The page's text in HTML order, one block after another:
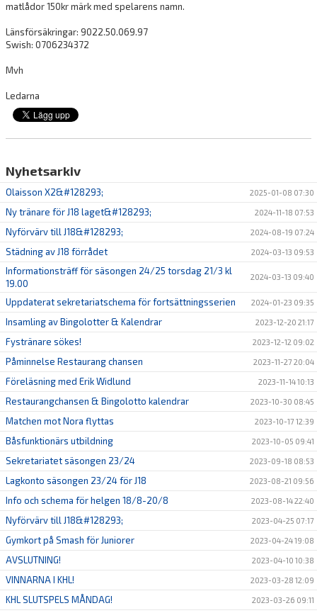
KONTAKT
matlådor 150kr märk med spelarens namn.
Länsförsäkringar: 9022.50.069.97
Swish: 0706234372
Mvh
Ledarna
Nyhetsarkiv
Olaisson X2&#128293; 2025-01-08 07:30
Ny tränare för J18 laget&#128293; 2024-11-18 07:53
Nyförvärv till J18&#128293; 2024-08-19 07:24
Städning av J18 förrådet 2024-03-13 09:53
Informationsträff för säsongen 24/25 torsdag 21/3 kl
19.00
2024-03-13 09:40
Uppdaterat sekretariatschema för fortsättningsserien 2024-01-23 09:35
Insamling av Bingolotter & Kalendrar 2023-12-20 21:17
Fystränare sökes! 2023-12-12 09:02
Påminnelse Restaurang chansen 2023-11-27 20:04
Föreläsning med Erik Widlund 2023-11-14 10:13
Restaurangchansen & Bingolotto kalendrar 2023-10-30 08:45
Matchen mot Nora flyttas 2023-10-17 12:39
Båsfunktionärs utbildning 2023-10-05 09:41
Sekretariatet säsongen 23/24 2023-09-18 08:53
Lagkonto säsongen 23/24 för J18 2023-08-21 09:56
Info och schema för helgen 18/8-20/8 2023-08-14 22:40
Nyförvärv till J18&#128293; 2023-04-25 07:17
Gymkort på Smash för Juniorer 2023-04-24 19:08
AVSLUTNING! 2023-04-10 10:38
VINNARNA I KHL! 2023-03-28 12:09
KHL SLUTSPELS MÅNDAG! 2023-03-26 09:11